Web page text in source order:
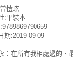
愷玹
:平裝本
期:2019-09-09
：在所有我相處過的、